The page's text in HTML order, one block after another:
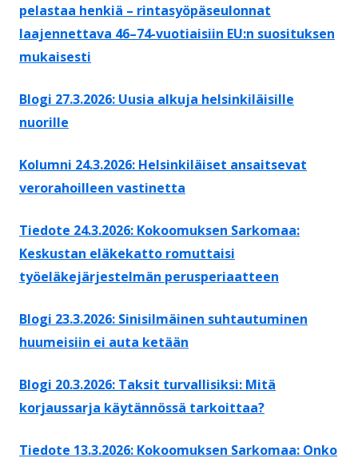
pelastaa henkiä – rintasyöpäseulonnat
laajennettava 46–74-vuotiaisiin EU:n suosituksen
mukaisesti
Blogi 27.3.2026: Uusia alkuja helsinkiläisille
nuorille
Kolumni 24.3.2026: Helsinkiläiset ansaitsevat
verorahoilleen vastinetta
Tiedote 24.3.2026: Kokoomuksen Sarkomaa:
Keskustan eläkekatto romuttaisi
työeläkejärjestelmän perusperiaatteen
Blogi 23.3.2026: Sinisilmäinen suhtautuminen
huumeisiin ei auta ketään
Blogi 20.3.2026: Taksit turvallisiksi: Mitä
korjaussarja käytännössä tarkoittaa?
Tiedote 13.3.2026: Kokoomuksen Sarkomaa: Onko